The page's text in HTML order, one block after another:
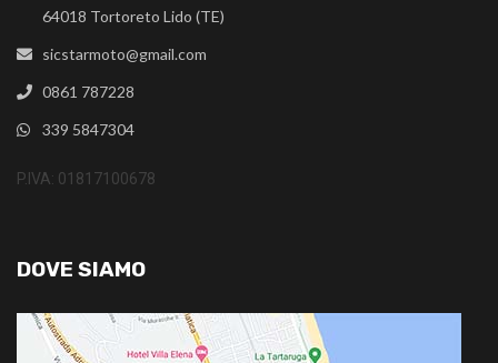
64018 Tortoreto Lido (TE)
sicstarmoto@gmail.com
0861 787228
339 5847304
P.IVA: 01817100678
DOVE SIAMO